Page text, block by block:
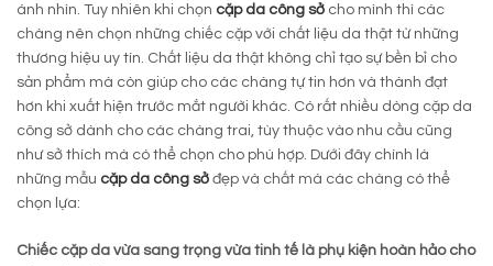
ánh nhìn. Tuy nhiên khi chọn cặp da công sở cho mình thì các
chàng nên chọn những chiếc cặp với chất liệu da thật từ những
thương hiệu uy tín. Chất liệu da thật không chỉ tạo sự bền bỉ cho
sản phẩm mà còn giúp cho các chàng tự tin hơn và thành đạt
hơn khi xuất hiện trước mắt người khác. Có rất nhiều dòng cặp da
công sở dành cho các chàng trai, tùy thuộc vào nhu cầu cũng
như sở thích mà có thể chọn cho phù hợp. Dưới đây chính là
những mẫu cặp da công sở đẹp và chất mà các chàng có thể
chọn lựa:
Chiếc cặp da vừa sang trọng vừa tinh tế là phụ kiện hoàn hảo cho